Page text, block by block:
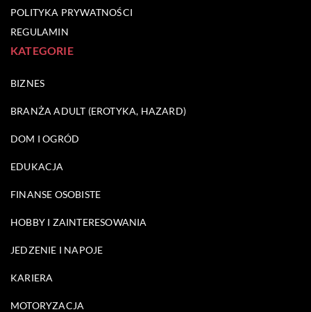
POLITYKA PRYWATNOŚCI
REGULAMIN
KATEGORIE
BIZNES
BRANŻA ADULT (EROTYKA, HAZARD)
DOM I OGRÓD
EDUKACJA
FINANSE OSOBISTE
HOBBY I ZAINTERESOWANIA
JEDZENIE I NAPOJE
KARIERA
MOTORYZACJA